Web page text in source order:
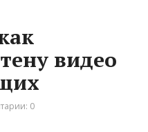
видео
0